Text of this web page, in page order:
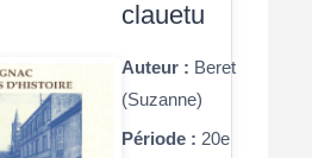
clauetu
Auteur : Beret
(Suzanne)
Période : 20e